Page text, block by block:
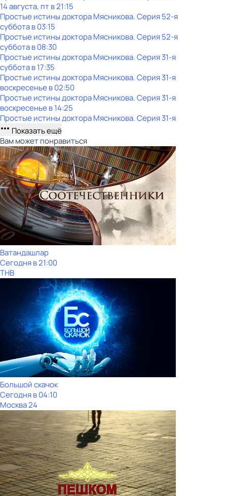
14 августа, пт в 21:15
Простые истины доктора Мясникова. Серия 52-я
субботав03:15
Простые истины доктора Мясникова. Серия 52-я
субботав08:30
Простые истины доктора Мясникова. Серия 31-я
субботав17:35
Простые истины доктора Мясникова. Серия 31-я
воскресенье в02:50
Простые истины доктора Мясникова. Серия 31-я
воскресенье в14:25
Простые истины доктора Мясникова. Серия 31-я
Показать ещё
Вам может понравиться
Ватандашлар
Сегодня в 21:00
ТНВ
Большой скачок
Сегодня в 04:10
Москва 24